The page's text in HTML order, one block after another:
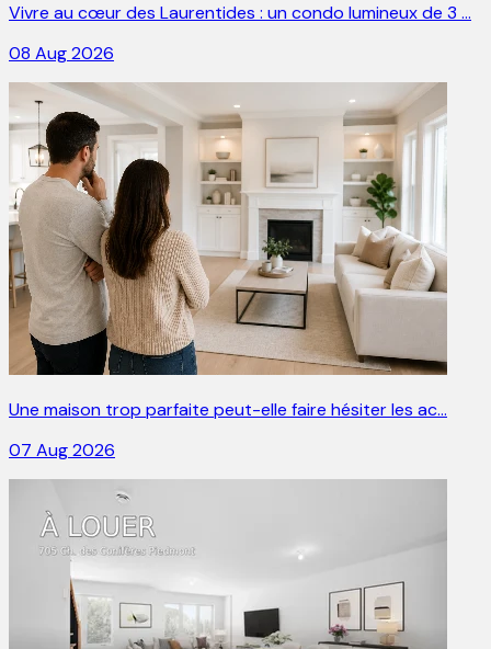
Vivre au cœur des Laurentides : un condo lumineux de 3 …
08 Aug 2026
Une maison trop parfaite peut-elle faire hésiter les ac…
07 Aug 2026